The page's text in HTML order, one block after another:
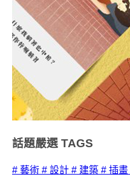
話題嚴選 TAGS
# 藝術 # 設計 # 建築 # 插畫